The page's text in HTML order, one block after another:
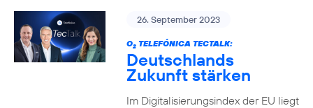
26. September 2023
O2TELEFÓNICA TECTALK:
Deutschlands
Zukunft stärken
Im Digitalisierungsindex der EU liegt